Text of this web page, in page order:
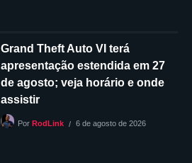
Grand Theft Auto VI terá
apresentação estendida em 27
de agosto; veja horário e onde
assistir
Por RodLink 6 de agosto de 2026